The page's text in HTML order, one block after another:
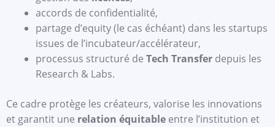
accords de confidentialité,
partage d’equity (le cas échéant) dans les startups
issues de l’incubateur/accélérateur,
processus structuré de Tech Transfer depuis les
Research & Labs.
Ce cadre protège les créateurs, valorise les innovations
et garantit une relation équitable entre l’institution et